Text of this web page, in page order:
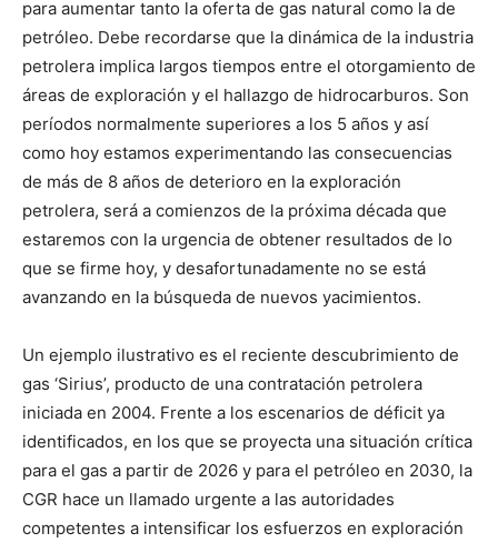
para aumentar tanto la oferta de gas natural como la de
petróleo. Debe recordarse que la dinámica de la industria
petrolera implica largos tiempos entre el otorgamiento de
áreas de exploración y el hallazgo de hidrocarburos. Son
períodos normalmente superiores a los 5 años y así
como hoy estamos experimentando las consecuencias
de más de 8 años de deterioro en la exploración
petrolera, será a comienzos de la próxima década que
estaremos con la urgencia de obtener resultados de lo
que se firme hoy, y desafortunadamente no se está
avanzando en la búsqueda de nuevos yacimientos.
Un ejemplo ilustrativo es el reciente descubrimiento de
gas ‘Sirius’, producto de una contratación petrolera
iniciada en 2004. Frente a los escenarios de déficit ya
identificados, en los que se proyecta una situación crítica
para el gas a partir de 2026 y para el petróleo en 2030, la
CGR hace un llamado urgente a las autoridades
competentes a intensificar los esfuerzos en exploración